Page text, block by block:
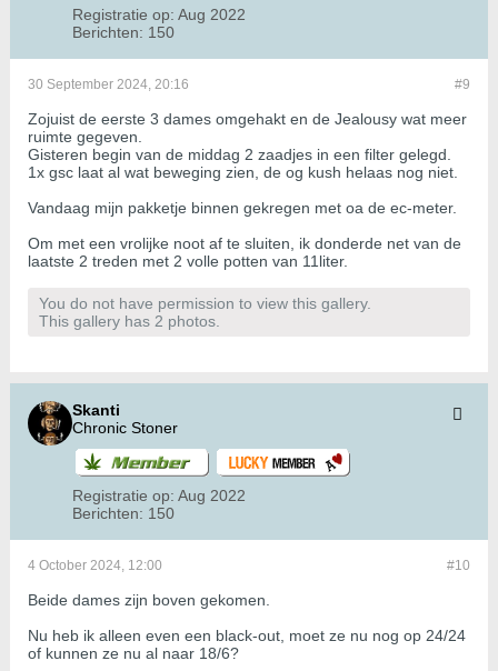
Registratie op: Aug 2022
Berichten: 150
#9
30 September 2024, 20:16
Zojuist de eerste 3 dames omgehakt en de Jealousy wat meer
ruimte gegeven.
Gisteren begin van de middag 2 zaadjes in een filter gelegd.
1x gsc laat al wat beweging zien, de og kush helaas nog niet.
Vandaag mijn pakketje binnen gekregen met oa de ec-meter.
Om met een vrolijke noot af te sluiten, ik donderde net van de
laatste 2 treden met 2 volle potten van 11liter.
You do not have permission to view this gallery.
This gallery has 2 photos.
Skanti
Chronic Stoner
Registratie op: Aug 2022
Berichten: 150
#10
4 October 2024, 12:00
Beide dames zijn boven gekomen.
Nu heb ik alleen even een black-out, moet ze nu nog op 24/24
of kunnen ze nu al naar 18/6?